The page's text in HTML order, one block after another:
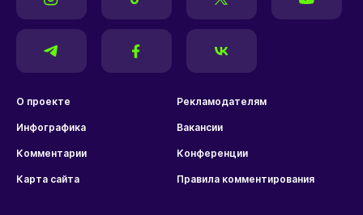
О проекте Рекламодателям
Инфографика Вакансии
Комментарии Конференции
Карта сайта Правила комментирования